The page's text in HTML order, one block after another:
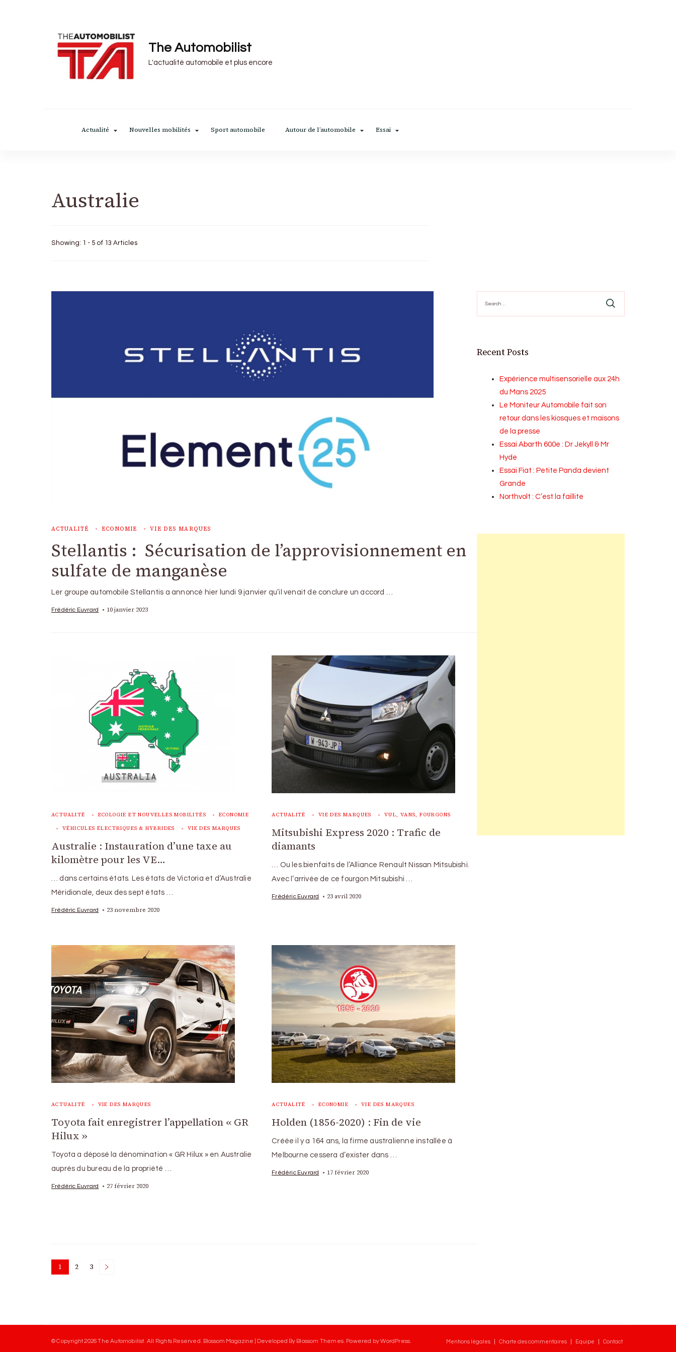
The Automobilist
L'actualité automobile et plus encore
Actualité Nouvelles mobilités Sport automobile Autour de l’automobile Essai
Australie
Showing: 1 - 5 of 13 Articles
ACTUALITÉ ECONOMIE VIE DES MARQUES
Stellantis : Sécurisation de l’approvisionnement en
sulfate de manganèse
Ler groupe automobile Stellantis a annoncé hier lundi 9 janvier qu’il venait de conclure un accord …
Frédéric Euvrard 10 janvier 2023
ACTUALITÉ ECOLOGIE ET NOUVELLES MOBILITÉS ECONOMIE
VÉHICULES ÉLECTRIQUES & HYBRIDES VIE DES MARQUES
Australie : Instauration d’une taxe au
kilomètre pour les VE…
… dans certains états. Les états de Victoria et d’Australie
Méridionale, deux des sept états …
Frédéric Euvrard 23 novembre 2020
ACTUALITÉ VIE DES MARQUES VUL, VANS, FOURGONS
Mitsubishi Express 2020 : Trafic de
diamants
… Ou les bienfaits de l’Alliance Renault Nissan Mitsubishi.
Avec l’arrivée de ce fourgon Mitsubishi …
Frédéric Euvrard 23 avril 2020
ACTUALITÉ VIE DES MARQUES
Toyota fait enregistrer l’appellation « GR
Hilux »
Toyota a déposé la dénomination « GR Hilux » en Australie
auprès du bureau de la propriété …
Frédéric Euvrard 27 février 2020
ACTUALITÉ ECONOMIE VIE DES MARQUES
Holden (1856-2020) : Fin de vie
Créée il y a 164 ans, la firme australienne installée à
Melbourne cessera d’exister dans …
Frédéric Euvrard 17 février 2020
Posts
Page
1 Page
2 Page
3
for:
Recent Posts
Expérience multisensorielle aux 24h
du Mans 2025
Le Moniteur Automobile fait son
retour dans les kiosques et maisons
de la presse
Essai Abarth 600e : Dr Jekyll & Mr
Hyde
Essai Fiat : Petite Panda devient
Grande
Northvolt : C’est la faillite
© Copyright 2026The Automobilist. All Rights Reserved. Blossom Magazine | Developed By Blossom Themes Powered byWordPress Mentions légales Charte des commentaires Equipe Contact